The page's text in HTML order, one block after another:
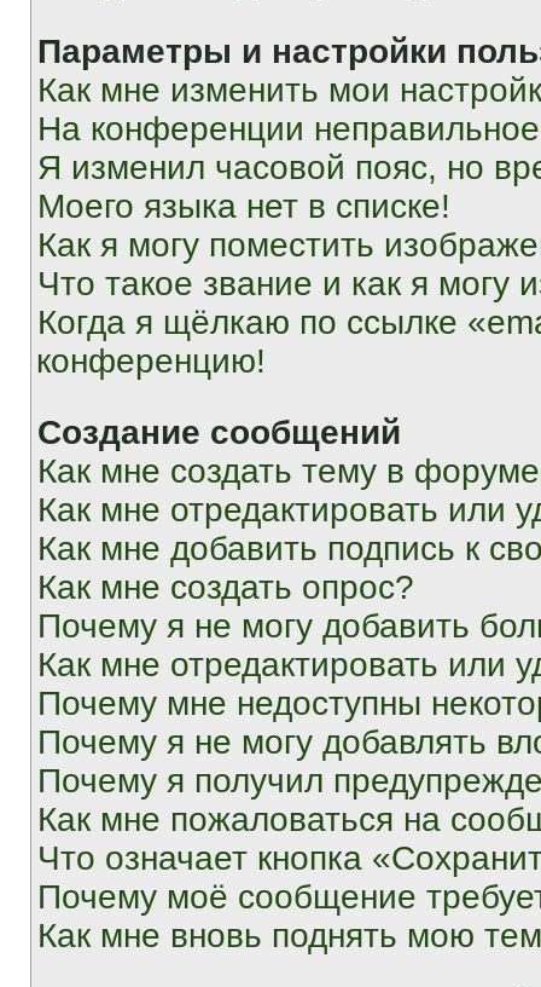
Параметры и настройки
Как мне изменить мои
На конференции
Я изменил часовой пояс, но
Моего языка нет в списке!
Как я могу поместить
Что такое звание и как я могу
Когда я щёлкаю по ссылке
конференцию!
Создание сообщений
Как мне создать тему в
Как мне отредактировать или
Как мне добавить подпись к
Как мне создать опрос?
Почему я не могу добавить
Как мне отредактировать или
Почему мне недоступны
Почему я не могу добавлять
Почему я получил
Как мне пожаловаться на
Что означает кнопка
Почему моё сообщение
Как мне вновь поднять мою